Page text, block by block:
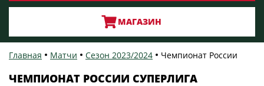
МАГАЗИН
Главная Матчи Сезон 2023/2024 Чемпионат России
ЧЕМПИОНАТ РОССИИ СУПЕРЛИГА